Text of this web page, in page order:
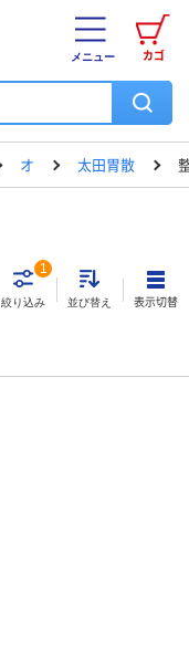
カゴ
メニュー
オ 太田胃散
絞り込み
1
並び替え 表示切替